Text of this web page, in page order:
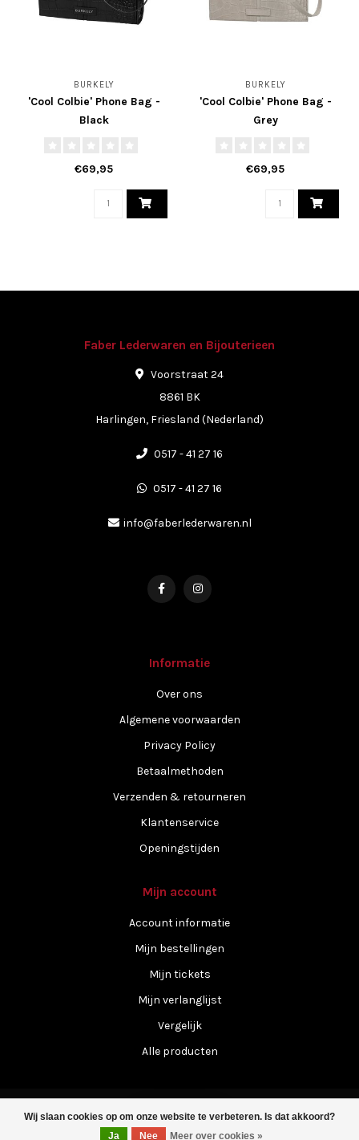
BURKELY
'Cool Colbie' Phone Bag -
Black
€69,95
BURKELY
'Cool Colbie' Phone Bag -
Grey
€69,95
Wij slaan cookies op om onze website te verbeteren. Is dat akkoord?
Ja
Nee Meer over cookies »
Faber Lederwaren en Bijouterieen
Voorstraat 24
8861 BK
Harlingen, Friesland (Nederland)
0517 - 41 27 16
0517 - 41 27 16
info@faberlederwaren.nl
Informatie
Over ons
Algemene voorwaarden
Privacy Policy
Betaalmethoden
Verzenden & retourneren
Klantenservice
Openingstijden
Mijn account
Account informatie
Mijn bestellingen
Mijn tickets
Mijn verlanglijst
Vergelijk
Alle producten
Filters